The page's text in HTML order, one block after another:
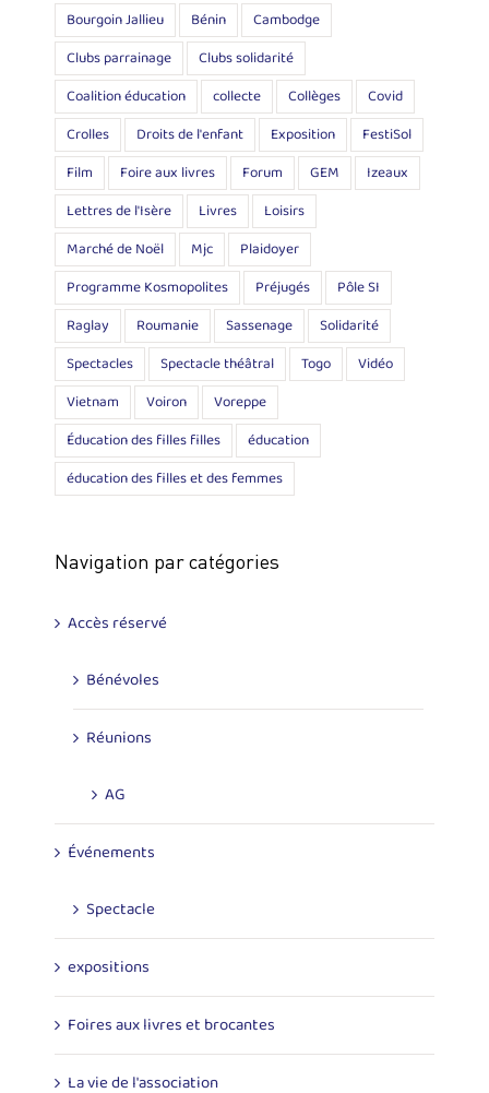
Bourgoin Jallieu
Bénin
Cambodge
Clubs parrainage
Clubs solidarité
Coalition éducation
collecte Collèges
Covid
Crolles
Droits de l'enfant Exposition
FestiSol
Film
Foire aux livres Forum GEM
Izeaux
Lettres de l'Isère
Livres
Loisirs
Marché de Noël
Mjc
Plaidoyer
Programme Kosmopolites
Préjugés
Pôle SI
Raglay
Roumanie Sassenage
Solidarité
Spectacles
Spectacle théâtral Togo
Vidéo
Vietnam
Voiron
Voreppe
Éducation des filles filles
éducation
éducation des filles et des femmes
Navigation par catégories
Accès réservé
Bénévoles
Réunions
AG
Événements
Spectacle
expositions
Foires aux livres et brocantes
La vie de l'association